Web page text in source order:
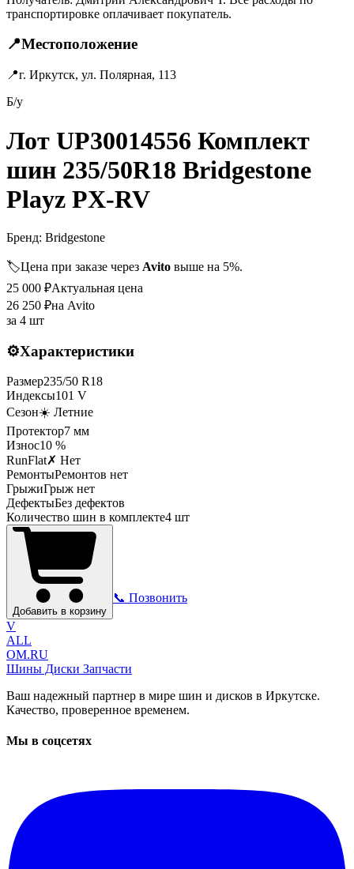
транспортировке оплачивает покупатель.
📍Местоположение
📍г. Иркутск, ул. Полярная, 113
Б/у
Лот UP30014556 Комплект
шин 235/50R18 Bridgestone
Playz PX-RV
Бренд: Bridgestone
🏷️Цена при заказе через Avito выше на 5%.
25 000 ₽Актуальная цена
26 250 ₽на Avito
за 4 шт
⚙️Характеристики
Размер235/50 R18
Индексы101 V
Сезон☀️ Летние
Протектор7 мм
Износ10 %
RunFlat✗ Нет
РемонтыРемонтов нет
ГрыжиГрыж нет
ДефектыБез дефектов
Количество шин в комплекте4 шт
Добавить в корзину
📞 Позвонить
V
ALL
OM.RU
Шины Диски Запчасти
Ваш надежный партнер в мире шин и дисков в Иркутске.
Качество, проверенное временем.
Мы в соцсетях